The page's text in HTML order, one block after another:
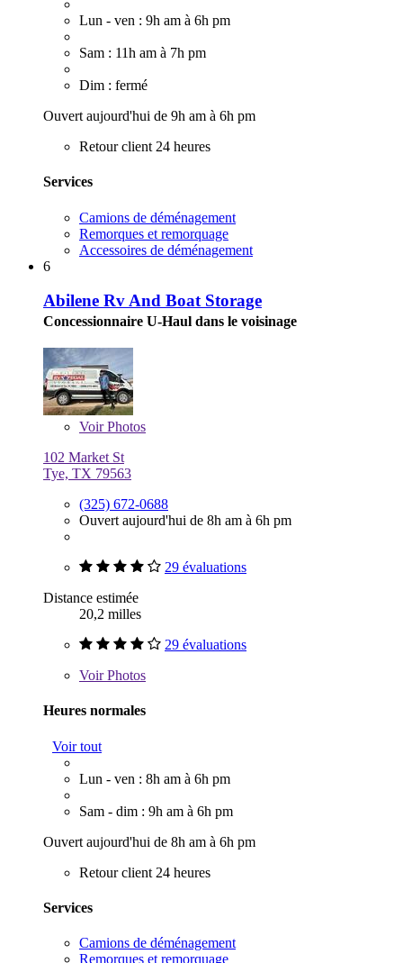
Lun - ven : 9h am à 6h pm
Sam : 11h am à 7h pm
Dim : fermé
Ouvert aujourd'hui de 9h am à 6h pm
Retour client 24 heures
Services
Camions de déménagement
Remorques et remorquage
Accessoires de déménagement
6
Abilene Rv And Boat Storage
Concessionnaire U-Haul dans le voisinage
VoirPhotos
102 Market St
Tye, TX 79563
(325) 672-0688
Ouvert aujourd'hui de 8h am à 6h pm
29 évaluations
Distance estimée
20,2 milles
29 évaluations
VoirPhotos
Heures normales
Voir tout
Lun - ven : 8h am à 6h pm
Sam - dim : 9h am à 6h pm
Ouvert aujourd'hui de 8h am à 6h pm
Retour client 24 heures
Services
Camions de déménagement
Remorques et remorquage